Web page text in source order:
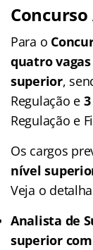
Concurso
Para o
quatro
superior,
Regulação e
Regulação e
Os cargos
nível
Veja o
Analista de
superior